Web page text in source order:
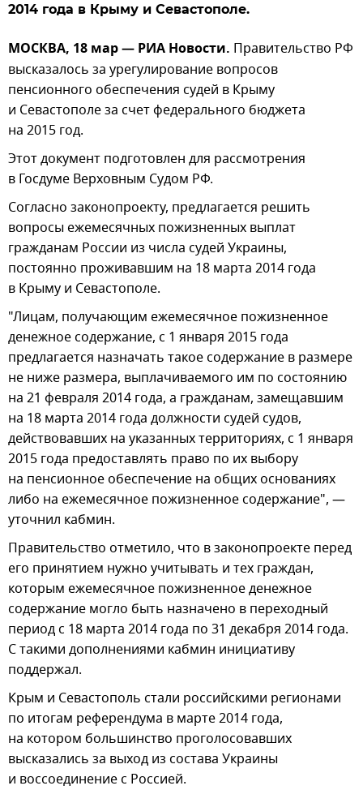
2014 года в Крыму и Севастополе.
МОСКВА, 18 мар — РИА Новости. Правительство РФ
высказалось за урегулирование вопросов
пенсионного обеспечения судей в Крыму
и Севастополе за счет федерального бюджета
на 2015 год.
Этот документ подготовлен для рассмотрения
в Госдуме Верховным Судом РФ.
Согласно законопроекту, предлагается решить
вопросы ежемесячных пожизненных выплат
гражданам России из числа судей Украины,
постоянно проживавшим на 18 марта 2014 года
в Крыму и Севастополе.
"Лицам, получающим ежемесячное пожизненное
денежное содержание, с 1 января 2015 года
предлагается назначать такое содержание в размере
не ниже размера, выплачиваемого им по состоянию
на 21 февраля 2014 года, а гражданам, замещавшим
на 18 марта 2014 года должности судей судов,
действовавших на указанных территориях, с 1 января
2015 года предоставлять право по их выбору
на пенсионное обеспечение на общих основаниях
либо на ежемесячное пожизненное содержание", —
уточнил кабмин.
Правительство отметило, что в законопроекте перед
его принятием нужно учитывать и тех граждан,
которым ежемесячное пожизненное денежное
содержание могло быть назначено в переходный
период с 18 марта 2014 года по 31 декабря 2014 года.
С такими дополнениями кабмин инициативу
поддержал.
Крым и Севастополь стали российскими регионами
по итогам референдума в марте 2014 года,
на котором большинство проголосовавших
высказались за выход из состава Украины
и воссоединение с Россией.